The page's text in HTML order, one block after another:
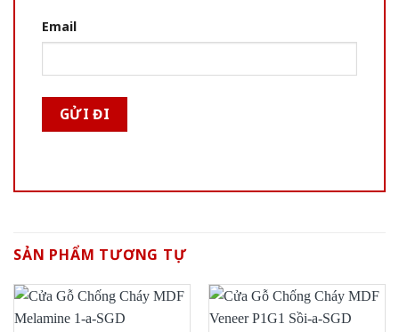
Email
SẢN PHẨM TƯƠNG TỰ